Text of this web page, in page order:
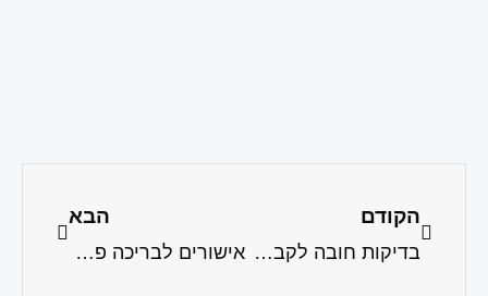
הקודם
בדיקות חובה לקבלת אישור בטיחות לבריכות פרטיות
הבא
אישורים לבריכה פרטית – מניעת קנסות ותביעות